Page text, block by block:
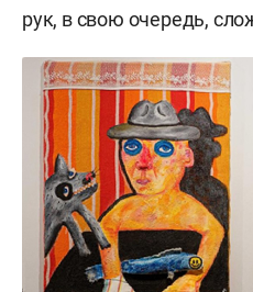
рук, в свою очередь,